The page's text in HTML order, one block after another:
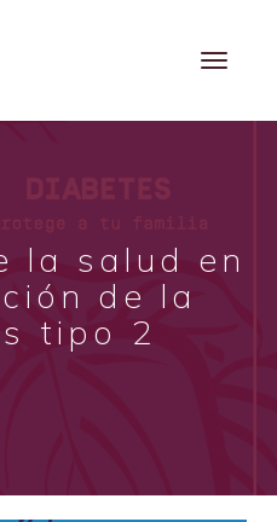
la salud en
de la
tipo 2